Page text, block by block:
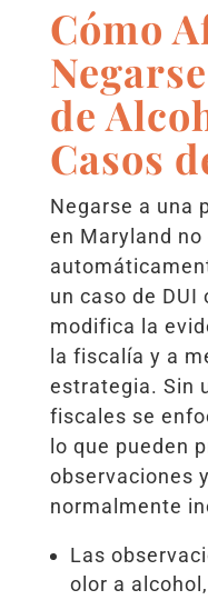
Cómo
de
Casos
Negarse a una
en Maryland no
un caso de DUI
modifica la
la fiscalía y a
estrategia. Sin
fiscales se
lo que pueden
observaciones
normalmente
Las
olor a